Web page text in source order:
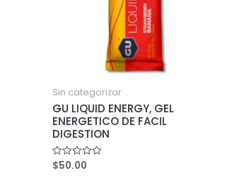
Sin categorizar
GU LIQUID ENERGY, GEL
ENERGETICO DE FACIL
DIGESTION
Rated
0
$50.00